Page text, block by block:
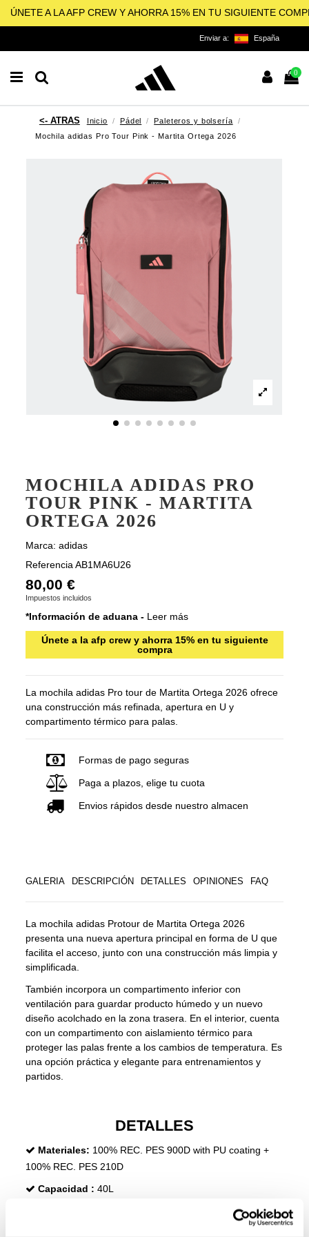
ÚNETE A LA AFP CREW Y AHORRA 15% EN TU SIGUIENTE
Enviar a: España
0
Inicio Pádel
Paleteros y bolsería
Mochila adidas Pro Tour Pink - Martita Ortega 2026
MOCHILA ADIDAS PRO
TOUR PINK - MARTITA
ORTEGA 2026
Marca: adidas
Referencia AB1MA6U26
80,00 €
Impuestos incluidos
*Información de aduana - Leer más
Únete a la afp crew y ahorra 15% en tu siguiente
compra
La mochila adidas Pro tour de Martita Ortega 2026 ofrece
una construcción más refinada, apertura en U y
compartimento térmico para palas.
Formas de pago seguras
Paga a plazos, elige tu cuota
Envios rápidos desde nuestro almacen
GALERIA DESCRIPCIÓN DETALLES OPINIONES FAQ
La mochila adidas Protour de Martita Ortega 2026
presenta una nueva apertura principal en forma de U que
facilita el acceso, junto con una construcción más limpia y
simplificada.
También incorpora un compartimento inferior con
ventilación para guardar producto húmedo y un nuevo
diseño acolchado en la zona trasera. En el interior, cuenta
con un compartimento con aislamiento térmico para
proteger las palas frente a los cambios de temperatura. Es
una opción práctica y elegante para entrenamientos y
partidos.
DETALLES
Materiales: 100% REC. PES 900D with PU coating +
100% REC. PES 210D
Capacidad : 40L